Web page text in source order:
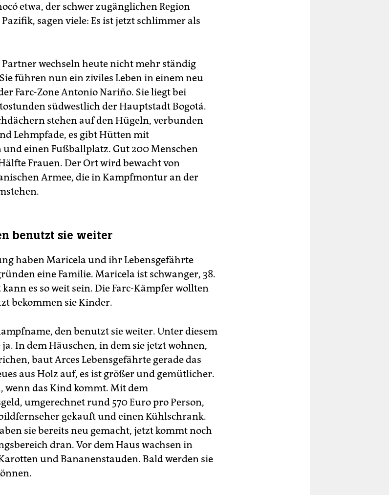
etwa, der schwer zugänglichen Region
sagen viele: Es ist jetzt schlimmer als
wechseln heute nicht mehr ständig
führen nun ein ziviles Leben in einem neu
Farc-Zone Antonio ­Nariño. Sie liegt bei
südwestlich der Hauptstadt Bogotá.
stehen auf den Hügeln, verbunden
Lehm­pfa­de, es gibt Hütten mit
einen Fußballplatz. Gut 200 Menschen
Frauen. Der Ort wird bewacht von
Armee, die in Kampfmontur an der
benutzt sie weiter
haben Maricela und ihr Lebensgefährte
eine Familie. Maricela ist schwanger, 38.
es so weit sein. Die Farc-Kämpfer wollten
bekommen sie Kinder.
den benutzt sie weiter. Unter diesem
In dem Häuschen, in dem sie jetzt wohnen,
baut Arces Lebensgefährte gerade das
aus Holz auf, es ist größer und gemütlicher.
wenn das Kind kommt. Mit dem
umgerechnet rund 570 Euro pro Person,
gekauft und einen Kühlschrank.
sie bereits neu gemacht, jetzt kommt noch
dran. Vor dem Haus wachsen in
und Bananenstauden. Bald werden sie